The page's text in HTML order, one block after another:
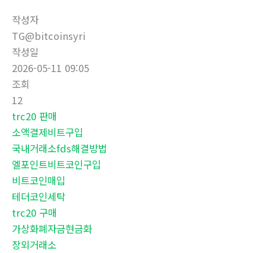
작성자
TG@bitcoinsyri
작성일
2026-05-11 09:05
조회
12
trc20 판매
소액결제비트구입
국내거래소fds해결방법
엘포인트비트코인구입
비트코인매입
테더코인세탁
trc20 구매
가상화폐자금현금화
장외거래소